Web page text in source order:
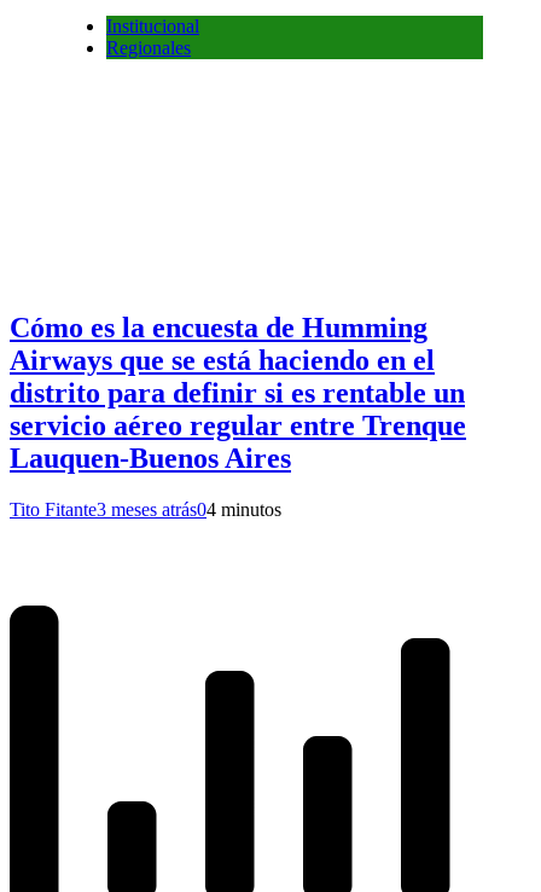
Institucional
Regionales
Cómo es la encuesta de Humming
Airways que se está haciendo en el
distrito para definir si es rentable un
servicio aéreo regular entre Trenque
Lauquen-Buenos Aires
Tito Fitante3 meses atrás04 minutos